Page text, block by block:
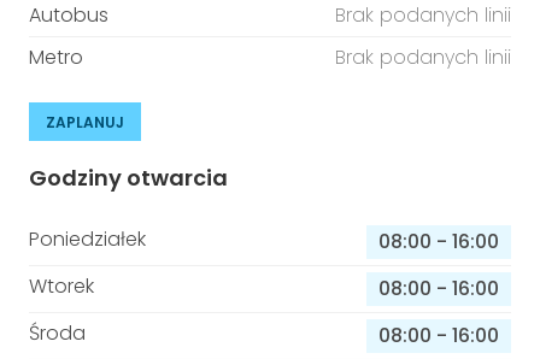
Autobus
Brak podanych linii
Metro
Brak podanych linii
ZAPLANUJ
Godziny otwarcia
Poniedziałek 08:00 - 16:00
Wtorek
08:00 - 16:00
Środa
08:00 - 16:00